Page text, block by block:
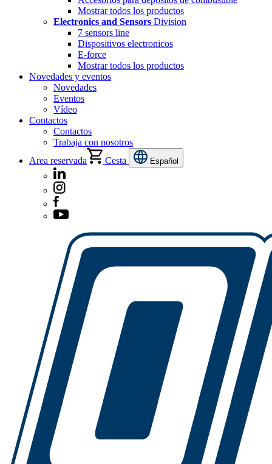
Mostrar todos los productos
Electronics and Sensors Division
7 sensors line
Dispositivos electronicos
E-force
Mostrar todos los productos
Novedades y eventos
Novedades
Eventos
Vídeo
Contactos
Contactos
Trabaja con nosotros
Area reservada
Cesta Español